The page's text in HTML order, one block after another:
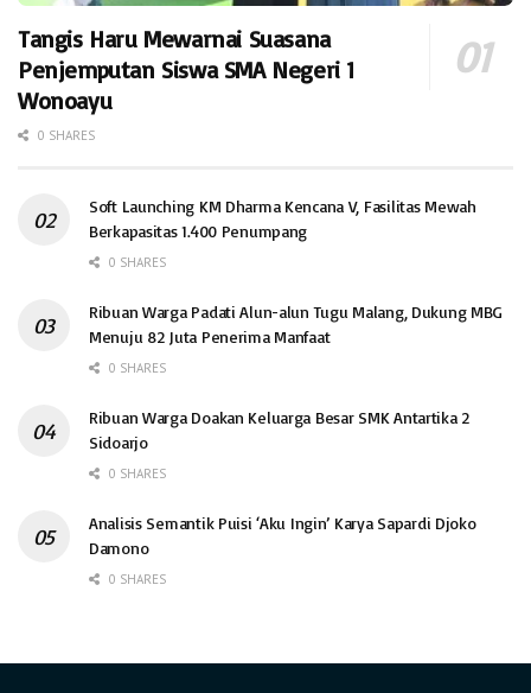
Tangis Haru Mewarnai Suasana
Penjemputan Siswa SMA Negeri 1
Wonoayu
0 SHARES
Soft Launching KM Dharma Kencana V, Fasilitas Mewah
Berkapasitas 1.400 Penumpang
0 SHARES
Ribuan Warga Padati Alun-alun Tugu Malang, Dukung MBG
Menuju 82 Juta Penerima Manfaat
0 SHARES
Ribuan Warga Doakan Keluarga Besar SMK Antartika 2
Sidoarjo
0 SHARES
Analisis Semantik Puisi ‘Aku Ingin’ Karya Sapardi Djoko
Damono
0 SHARES